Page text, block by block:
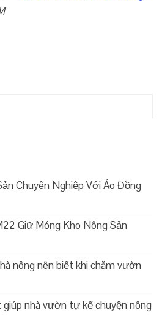
Chuyên Nghiệp Với Áo Đồng
Giữ Móng Kho Nông Sản
nông nên biết khi chăm vườn
nhà vườn tự kể chuyện nông